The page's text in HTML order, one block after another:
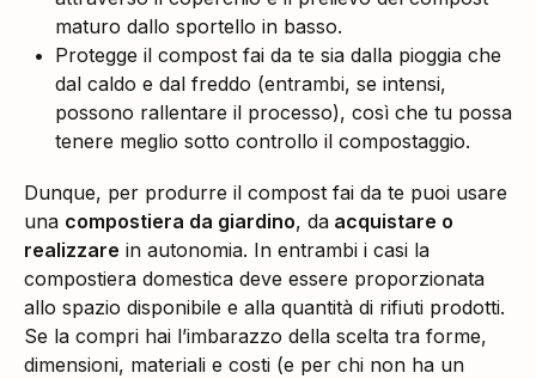
maturo dallo sportello in basso.
Protegge il compost fai da te sia dalla pioggia che
dal caldo e dal freddo (entrambi, se intensi,
possono rallentare il processo), così che tu possa
tenere meglio sotto controllo il compostaggio.
Dunque, per produrre il compost fai da te puoi usare
una compostiera da giardino, da acquistare o
realizzare in autonomia. In entrambi i casi la
compostiera domestica deve essere proporzionata
allo spazio disponibile e alla quantità di rifiuti prodotti.
Se la compri hai l’imbarazzo della scelta tra forme,
dimensioni, materiali e costi (e per chi non ha un